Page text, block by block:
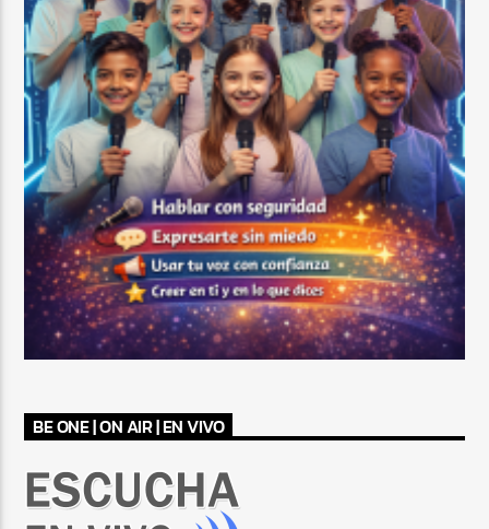
BE ONE | ON AIR | EN VIVO